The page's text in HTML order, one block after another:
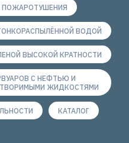
ПОЖАРОТУШЕНИЯ
ВОДОЙ
ВЫСОКОЙ КРАТНОСТИ
С НЕФТЬЮ И
ЖИДКОСТЯМИ
КАТАЛОГ